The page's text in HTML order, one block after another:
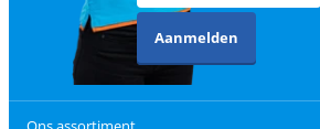
Aanmelden